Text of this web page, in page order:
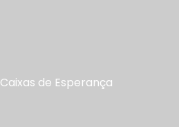
Caixas de Esperança